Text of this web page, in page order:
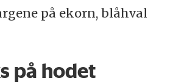
på ekorn, blåhval
på hodet